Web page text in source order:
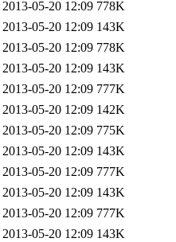
2013-05-20 12:09 778K
2013-05-20 12:09 143K
2013-05-20 12:09 778K
2013-05-20 12:09 143K
2013-05-20 12:09 777K
2013-05-20 12:09 142K
2013-05-20 12:09 775K
2013-05-20 12:09 143K
2013-05-20 12:09 777K
2013-05-20 12:09 143K
2013-05-20 12:09 777K
2013-05-20 12:09 143K